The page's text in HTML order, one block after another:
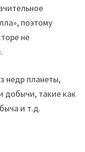
поэтому
не
недр планеты,
добычи, такие как
и т.д.